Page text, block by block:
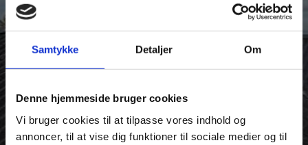
Samtykke Detaljer Om
Denne hjemmeside bruger cookies
Vi bruger cookies til at tilpasse vores indhold og
annoncer, til at vise dig funktioner til sociale medier og til